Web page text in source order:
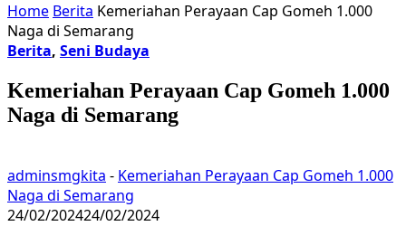
Home Berita Kemeriahan Perayaan Cap Gomeh 1.000
Naga di Semarang
Berita, Seni Budaya
Kemeriahan Perayaan Cap Gomeh 1.000
Naga di Semarang
adminsmgkita - Kemeriahan Perayaan Cap Gomeh 1.000
Naga di Semarang
24/02/202424/02/2024